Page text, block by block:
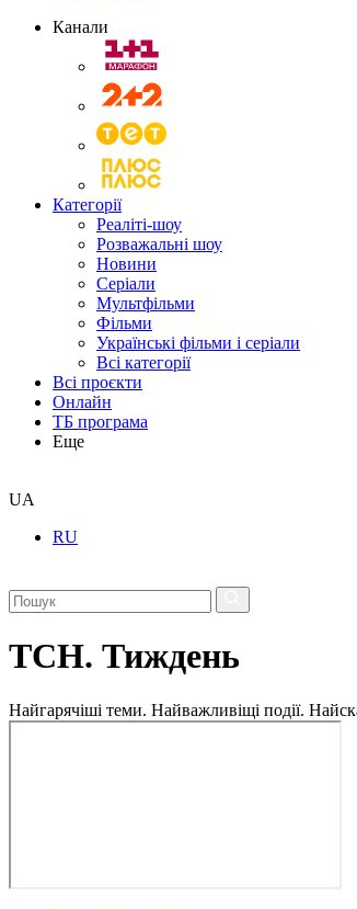
Канали
Категорії
Реаліті-шоу
Розважальні шоу
Новини
Серіали
Мультфільми
Фільми
Українські фільми і серіали
Всі категорії
Всі проєкти
Онлайн
ТБ програма
Еще
UA
RU
ТСН. Тиждень
Найгарячіші теми. Найважливіщі події.